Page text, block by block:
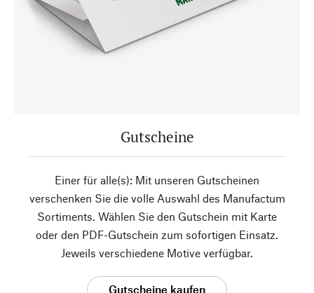
Gutscheine
Einer für alle(s): Mit unseren Gutscheinen
verschenken Sie die volle Auswahl des Manufactum
Sortiments. Wählen Sie den Gutschein mit Karte
oder den PDF-Gutschein zum sofortigen Einsatz.
Jeweils verschiedene Motive verfügbar.
Gutscheine kaufen